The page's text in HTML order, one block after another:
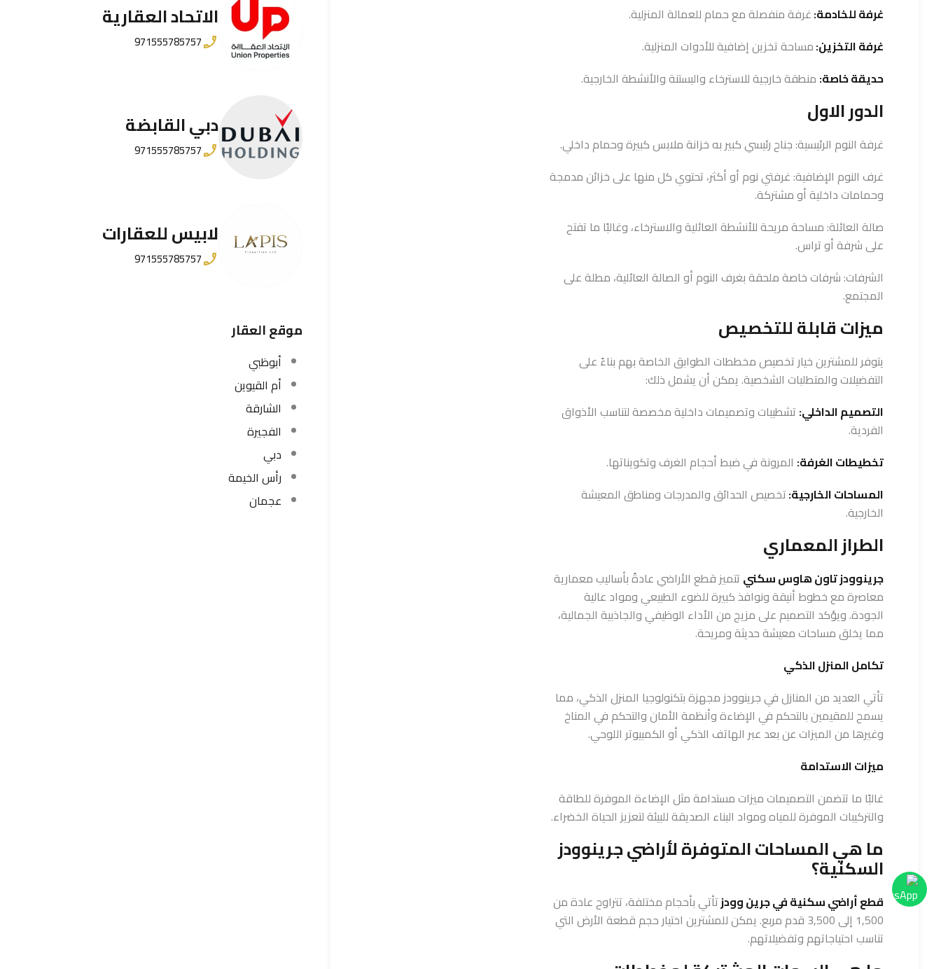
غرفة للخادمة:غرفة منفصلة مع حمام للعمالة المنزلية.
غرفة التخزين:مساحة تخزين إضافية للأدوات المنزلية.
حديقة خاصة: منطقة خارجية للاسترخاء والبستنة والأنشطة الخارجية.
الدور الاول
غرفة النوم الرئيسية: جناح رئيسي كبير به خزانة ملابس كبيرة وحمام داخلي.
غرف النوم الإضافية: غرفتي نوم أو أكثر، تحتوي كل منها على خزائن مدمجة
وحمامات داخلية أو مشتركة.
صالة العائلة: مساحة مريحة للأنشطة العائلية والاسترخاء، وغالبًا ما تفتح
على شرفة أو تراس.
الشرفات: شرفات خاصة ملحقة بغرف النوم أو الصالة العائلية، مطلة على
المجتمع.
ميزات قابلة للتخصيص
يتوفر للمشترين خيار تخصيص مخططات الطوابق الخاصة بهم بناءً على
التفضيلات والمتطلبات الشخصية. يمكن أن يشمل ذلك:
التصميم الداخلي: تشطيبات وتصميمات داخلية مخصصة لتناسب الأذواق
الفردية.
تخطيطات الغرفة: المرونة في ضبط أحجام الغرف وتكويناتها.
المساحات الخارجية:تخصيص الحدائق والمدرجات ومناطق المعيشة
الخارجية.
الطراز المعماري
جرينوودز تاون هاوس سكني تتميز قطع الأراضي عادةً بأساليب معمارية
معاصرة مع خطوط أنيقة ونوافذ كبيرة للضوء الطبيعي ومواد عالية
الجودة. ويؤكد التصميم على مزيج من الأداء الوظيفي والجاذبية الجمالية،
مما يخلق مساحات معيشة حديثة ومريحة.
تكامل المنزل الذكي
تأتي العديد من المنازل في جرينوودز مجهزة بتكنولوجيا المنزل الذكي، مما
يسمح للمقيمين بالتحكم في الإضاءة وأنظمة الأمان والتحكم في المناخ
وغيرها من الميزات عن بعد عبر الهاتف الذكي أو الكمبيوتر اللوحي.
ميزات الاستدامة
غالبًا ما تتضمن التصميمات ميزات مستدامة مثل الإضاءة الموفرة للطاقة
والتركيبات الموفرة للمياه ومواد البناء الصديقة للبيئة لتعزيز الحياة الخضراء.
ما هي المساحات المتوفرة لأراضي جرينوودز
السكنية؟
قطع أراضي سكنية في جرين وودزتأتي بأحجام مختلفة، تتراوح عادة من
1,500 إلى 3,500 قدم مربع. يمكن للمشترين اختيار حجم قطعة الأرض التي
تناسب احتياجاتهم وتفضيلاتهم.
الاتحاد العقارية
971555785757
دبي القابضة
971555785757
لابيس للعقارات
971555785757
موقع العقار
أبوظبي
أم القيوين
الشارقة
الفجيرة
دبي
رأس الخيمة
عجمان